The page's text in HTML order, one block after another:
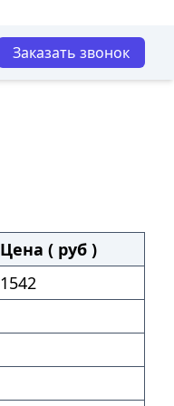
Заказать звонок
Цена ( руб )
1542